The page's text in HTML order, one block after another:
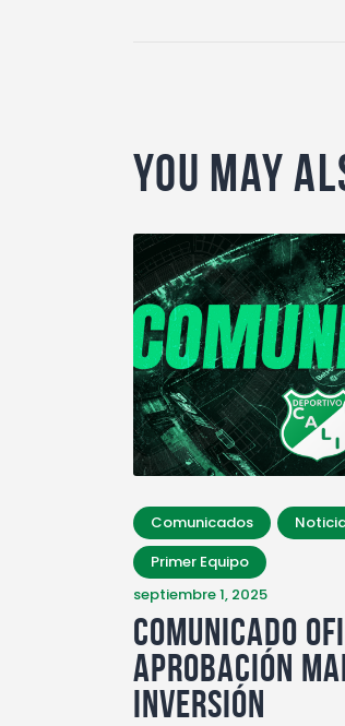
You May
Comunicados
Primer Equipo
septiembre 1, 2025
COMUNICADO
APROBACIÓN
INVERSIÓN